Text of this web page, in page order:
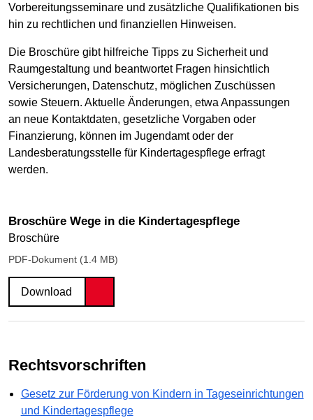
Vorbereitungsseminare und zusätzliche Qualifikationen bis
hin zu rechtlichen und finanziellen Hinweisen.
Die Broschüre gibt hilfreiche Tipps zu Sicherheit und
Raumgestaltung und beantwortet Fragen hinsichtlich
Versicherungen, Datenschutz, möglichen Zuschüssen
sowie Steuern. Aktuelle Änderungen, etwa Anpassungen
an neue Kontaktdaten, gesetzliche Vorgaben oder
Finanzierung, können im Jugendamt oder der
Landesberatungsstelle für Kindertagespflege erfragt
werden.
Broschüre Wege in die Kindertagespflege
Broschüre
PDF-Dokument (1.4 MB)
Download
Rechtsvorschriften
Gesetz zur Förderung von Kindern in Tageseinrichtungen
und Kindertagespflege